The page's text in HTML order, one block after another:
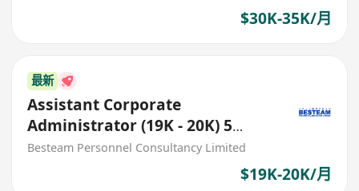
$30K-35K/月
最新
Assistant Corporate
Administrator (19K - 20K) 5
Days
Besteam Personnel Consultancy Limited
$19K-20K/月